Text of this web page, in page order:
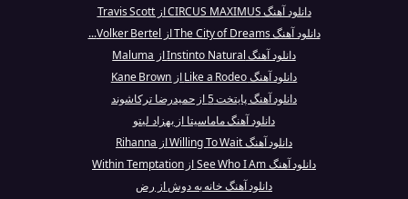
دانلود آهنگ CIRCUS MAXIMUS از Travis Scott
دانلود آهنگ The City of Dreams از Volker Bertel...
دانلود آهنگ Instinto Natural از Maluma
دانلود آهنگ Like a Rodeo از Kane Brown
دانلود آهنگ پایتخت 5 از حمیدرضا ترکاشوند
دانلود آهنگ ماماسیتا از بهزاد لیتو
دانلود آهنگ Willing To Wait از Rihanna
دانلود آهنگ See Who I Am از Within Temptation
دانلود آهنگ خانه به دوش از رض